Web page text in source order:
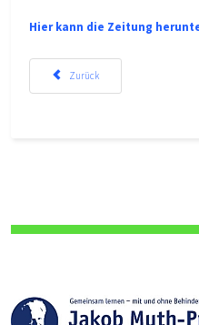
Hier kann die Zeitung
Vorheriger Beitrag: Fahranträge für
Zurück